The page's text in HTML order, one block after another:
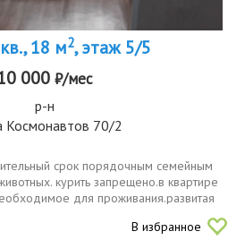
18 м2, этаж 5/5
000 ₽/мес
р-н
Космонавтов 70/2
срок порядочным семейным
курить запрещено.в квартире
для проживания.развитая
10000коммунальные услуги.залог
В избранное